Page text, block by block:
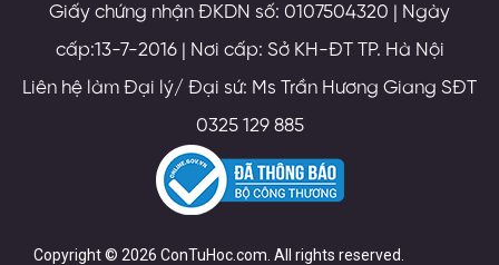
Giấy chứng nhận ĐKDN số: 0107504320 | Ngày
cấp:13-7-2016 | Nơi cấp: Sở KH-ĐT TP. Hà Nội
Liên hệ làm Đại lý/ Đại sứ: Ms Trần Hương Giang SĐT
0325 129 885
Copyright © 2026 ConTuHoc.com. All rights reserved.